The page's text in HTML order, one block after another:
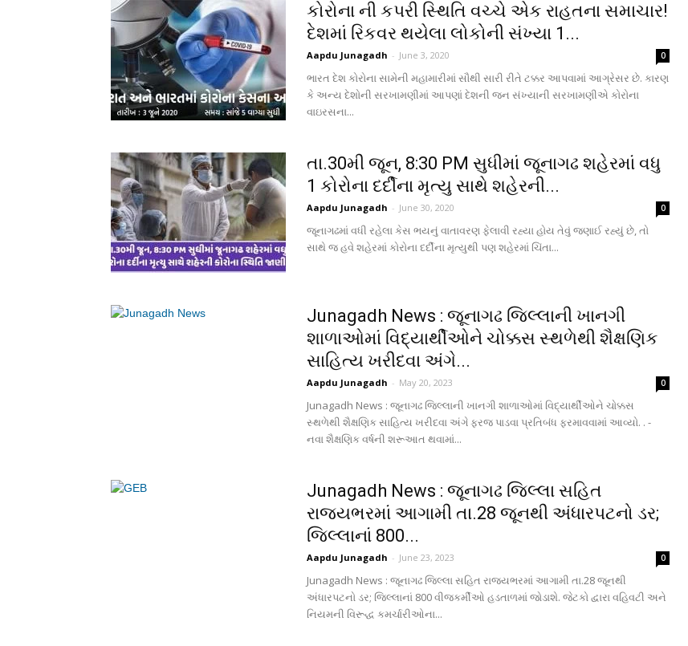
કોરોના ની કપરી સ્થિતિ વચ્ચે એક રાહતના સમાચાર!
દેશમાં રિકવર થયેલા લોકોની સંખ્યા 1...
Aapdu Junagadh - June 3, 2020 0
ભારત દેશ કોરોના સામેની મહામારીમાં સૌથી સારી રીતે ટક્કર આપવામાં આગ્રેસર છે. કારણ
કે અન્ય દેશોની સરખામણીમાં આપણાં દેશની જન સંખ્યાની સરખામણીએ કોરોના
વાઇરસના...
તા.30મી જૂન, 8:30 PM સુધીમાં જૂનાગઢ શહેરમાં વધુ
1 કોરોના દર્દીના મૃત્યુ સાથે શહેરની...
Aapdu Junagadh - June 30, 2020 0
જૂનાગઢમાં વધી રહેલા કેસ ભયનું વાતાવરણ ફેલાવી રહ્યા હોય તેવું જણાઈ રહ્યું છે, તો
સાથે જ હવે શહેરમાં કોરોના દર્દીના મૃત્યુથી પણ શહેરમાં ચિંતા...
Junagadh News : જૂનાગઢ જિલ્લાની ખાનગી
શાળાઓમાં વિદ્યાર્થીઓને ચોક્કસ સ્થળેથી શૈક્ષણિક
સાહિત્ય ખરીદવા અંગે...
Aapdu Junagadh - May 20, 2023 0
Junagadh News : જૂનાગઢ જિલ્લાની ખાનગી શાળાઓમાં વિદ્યાર્થીઓને ચોક્કસ
સ્થળેથી શૈક્ષણિક સાહિત્ય ખરીદવા અંગે ફરજ પાડવા પ્રતિબંધ ફરમાવવામાં આવ્યો. . -
નવા શૈક્ષણિક વર્ષની શરૂઆત થવામાં...
Junagadh News : જૂનાગઢ જિલ્લા સહિત
રાજ્યભરમાં આગામી તા.28 જૂનથી અંધારપટનો ડર;
જિલ્લાનાં 800...
Aapdu Junagadh - June 23, 2023 0
Junagadh News : જૂનાગઢ જિલ્લા સહિત રાજ્યભરમાં આગામી તા.28 જૂનથી
અંધારપટનો ડર; જિલ્લાનાં 800 વીજકર્મીઓ હડતાળમાં જોડાશે. જેટકો દ્વારા વહિવટી અને
નિયમની વિરૂદ્ધ કમર્ચારીઓના...